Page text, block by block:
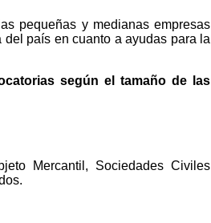
pequeñas y medianas empresas
país en cuanto a ayudas para la
según el tamaño de las
Mercantil, Sociedades Civiles